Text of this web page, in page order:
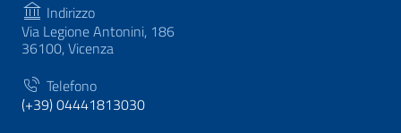
Indirizzo
Via Legione Antonini, 186
36100, Vicenza
Telefono
(+39) 04441813030